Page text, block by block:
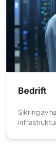
Bedrift
Sikring av